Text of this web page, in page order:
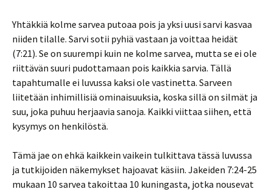
Yhtäkkiä kolme sarvea putoaa pois ja yksi uusi sarvi kasvaa
niiden tilalle. Sarvi sotii pyhiä vastaan ja voittaa heidät
(7:21). Se on suurempi kuin ne kolme sarvea, mutta se ei ole
riittävän suuri pudottamaan pois kaikkia sarvia. Tällä
tapahtumalle ei luvussa kaksi ole vastinetta. Sarveen
liitetään inhimillisiä ominaisuuksia, koska sillä on silmät ja
suu, joka puhuu herjaavia sanoja. Kaikki viittaa siihen, että
kysymys on henkilöstä.
Tämä jae on ehkä kaikkein vaikein tulkittava tässä luvussa
ja tutkijoiden näkemykset hajoavat käsiin. Jakeiden 7:24-25
mukaan 10 sarvea takoittaa 10 kuningasta, jotka nousevat